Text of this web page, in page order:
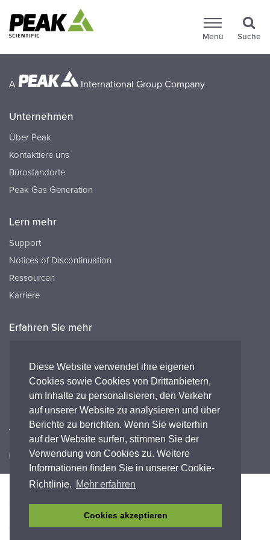
Diese Website verwendet ihre eigenen
Cookies sowie Cookies von Drittanbietern,
um Inhalte zu personalisieren, den Verkehr
auf unserer Website zu analysieren und über
Berichte zu berichten. Wenn Sie weiterhin
auf der Website surfen, stimmen Sie der
Verwendung von Cookies zu. Weitere
Informationen finden Sie in unserer Cookie-
Richtlinie. Mehr erfahren
Cookies akzeptieren
Menü Suche
A International Group Company
Unternehmen
Über Peak
Kontaktiere uns
Bürostandorte
Peak Gas Generation
Lern mehr
Support
Notices of Discontinuation
Ressourcen
Karriere
Erfahren Sie mehr
FAQ's
Peak HQ tel:+44 141 812 8100
Peak GmbH tel:+49 (0) 2421 694 5811
Verbinde dich mit uns
Barrierefreiheit Datenschutz-Bestimmungen
Garantieerklärung
Geschäftsbedingungen Einhaltung
© Copyright 2026 Peak Scientific Instruments. All rights